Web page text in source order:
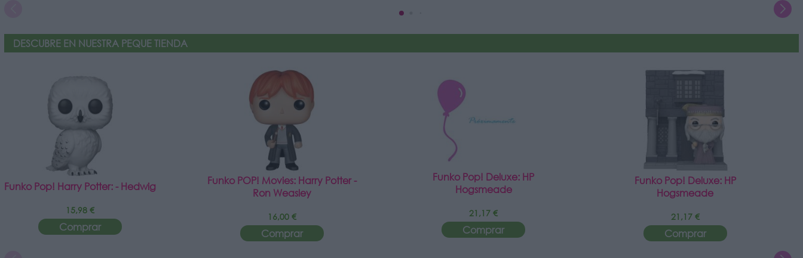
DESCUBRE EN NUESTRA PEQUE TIENDA
Funko Pop! Harry Potter: - Hedwig
15,98 €
Comprar
Funko POP! Movies: Harry Potter -
Ron Weasley
16,00 €
Comprar
Funko Pop! Deluxe: HP
Hogsmeade
21,17 €
Comprar
Funko Pop! Deluxe: HP
Hogsmeade
21,17 €
Comprar